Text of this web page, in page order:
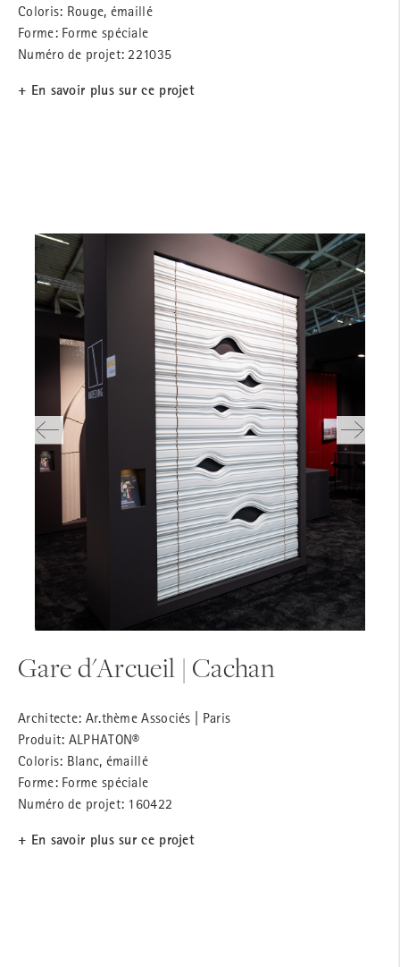
Coloris: Rouge, émaillé
Forme: Forme spéciale
Numéro de projet: 221035
+ En savoir plus sur ce projet
Gare d'Arcueil | Cachan
Architecte: Ar.thème Associés | Paris
Produit: ALPHATON®
Coloris: Blanc, émaillé
Forme: Forme spéciale
Numéro de projet: 160422
+ En savoir plus sur ce projet